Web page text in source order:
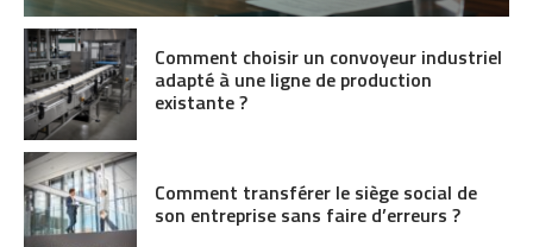
Comment choisir un convoyeur industriel
adapté à une ligne de production
existante ?
Comment transférer le siège social de
son entreprise sans faire d’erreurs ?